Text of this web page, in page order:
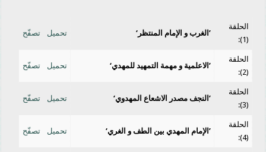
الحلقة
(1):
’الغرب و الإمام المنتظر‘ تحميل تصفّح
الحلقة
(2):
’الاعلمية و مهمة التمهيد للمهدي‘ تحميل تصفّح
الحلقة
(3):
’النجف مصدر الاشعاع المهدوي‘ تحميل تصفّح
الحلقة
(4):
’الإمام المهدي بين الطف و الغري‘ تحميل تصفّح